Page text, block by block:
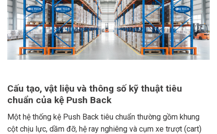
Cấu tạo, vật liệu và thông số kỹ thuật tiêu
chuẩn của kệ Push Back
Một hệ thống kệ Push Back tiêu chuẩn thường gồm khung
cột chịu lực, dầm đỡ, hệ ray nghiêng và cụm xe trượt (cart)